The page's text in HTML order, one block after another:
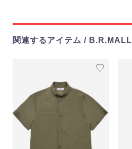
関連するアイテム / B.R.MALL